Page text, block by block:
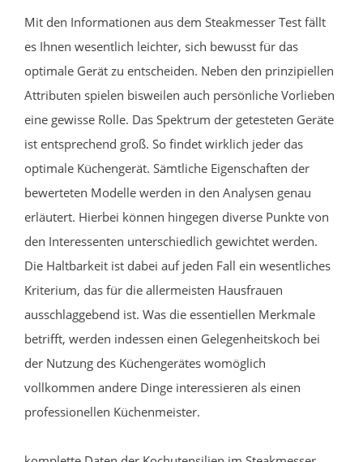
Mit den Informationen aus dem Steakmesser Test fällt
es Ihnen wesentlich leichter, sich bewusst für das
optimale Gerät zu entscheiden. Neben den prinzipiellen
Attributen spielen bisweilen auch persönliche Vorlieben
eine gewisse Rolle. Das Spektrum der getesteten Geräte
ist entsprechend groß. So findet wirklich jeder das
optimale Küchengerät. Sämtliche Eigenschaften der
bewerteten Modelle werden in den Analysen genau
erläutert. Hierbei können hingegen diverse Punkte von
den Interessenten unterschiedlich gewichtet werden.
Die Haltbarkeit ist dabei auf jeden Fall ein wesentliches
Kriterium, das für die allermeisten Hausfrauen
ausschlaggebend ist. Was die essentiellen Merkmale
betrifft, werden indessen einen Gelegenheitskoch bei
der Nutzung des Küchengerätes womöglich
vollkommen andere Dinge interessieren als einen
professionellen Küchenmeister.